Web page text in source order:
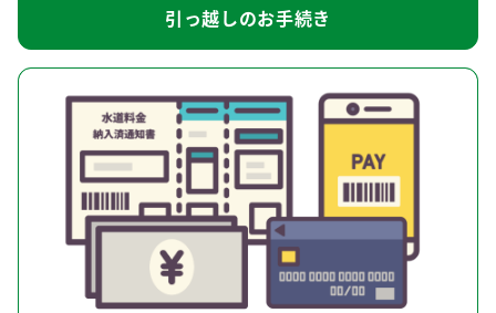
引っ越しのお手続き